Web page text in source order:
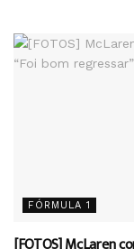
FÓRMULA 1